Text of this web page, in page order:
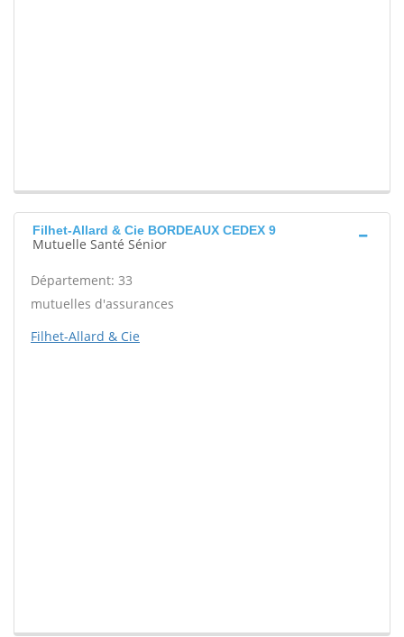
Filhet-Allard & Cie BORDEAUX CEDEX 9
Mutuelle Santé Sénior
Département: 33
mutuelles d'assurances
Filhet-Allard & Cie